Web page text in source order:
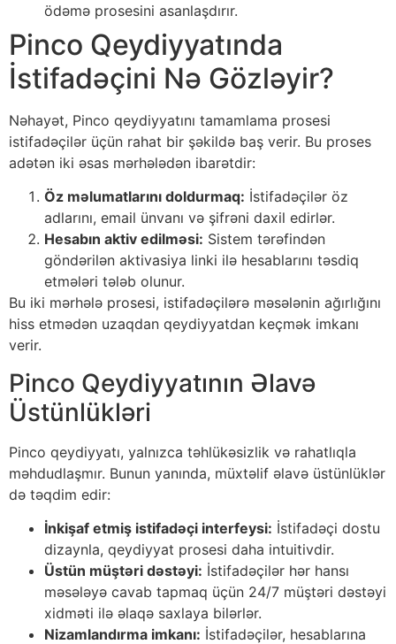
ödəmə prosesini asanlaşdırır.
Pinco Qeydiyyatında
İstifadəçini Nə Gözləyir?
Nəhayət, Pinco qeydiyyatını tamamlama prosesi
istifadəçilər üçün rahat bir şəkildə baş verir. Bu proses
adətən iki əsas mərhələdən ibarətdir:
Öz məlumatlarını doldurmaq: İstifadəçilər öz
adlarını, email ünvanı və şifrəni daxil edirlər.
Hesabın aktiv edilməsi: Sistem tərəfindən
göndərilən aktivasiya linki ilə hesablarını təsdiq
etmələri tələb olunur.
Bu iki mərhələ prosesi, istifadəçilərə məsələnin ağırlığını
hiss etmədən uzaqdan qeydiyyatdan keçmək imkanı
verir.
Pinco Qeydiyyatının Əlavə
Üstünlükləri
Pinco qeydiyyatı, yalnızca təhlükəsizlik və rahatlıqla
məhdudlaşmır. Bunun yanında, müxtəlif əlavə üstünlüklər
də təqdim edir:
İnkişaf etmiş istifadəçi interfeysi: İstifadəçi dostu
dizaynla, qeydiyyat prosesi daha intuitivdir.
Üstün müştəri dəstəyi: İstifadəçilər hər hansı
məsələyə cavab tapmaq üçün 24/7 müştəri dəstəyi
xidməti ilə əlaqə saxlaya bilərlər.
Nizamlandırma imkanı: İstifadəçilər, hesablarına